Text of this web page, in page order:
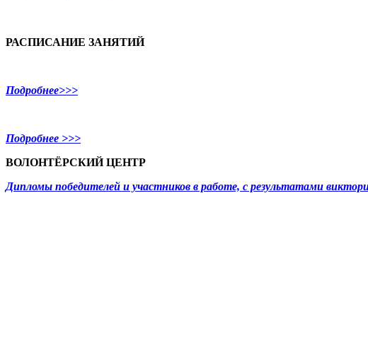
РАСПИСАНИЕ ЗАНЯТИЙ
Подробнее>>>
Подробнее >>>
ВОЛОНТЁРСКИЙ ЦЕНТР
Дипломы победителей и участников в работе, с результатами